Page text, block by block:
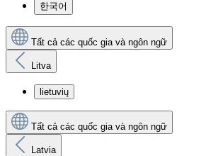
한국어
Tất cả các quốc gia và ngôn ngữ
Litva
lietuvių
Tất cả các quốc gia và ngôn ngữ
Latvia